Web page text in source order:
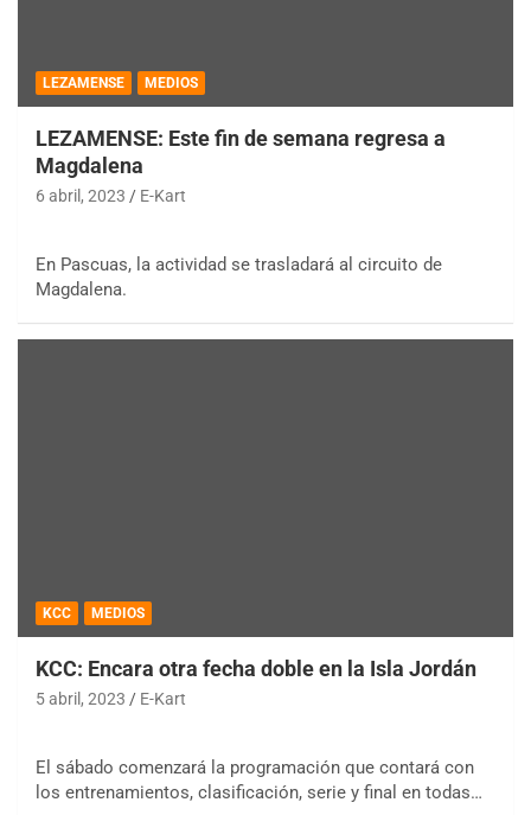
LEZAMENSE MEDIOS
LEZAMENSE: Este fin de semana regresa a
Magdalena
6 abril, 2023 E-Kart
En Pascuas, la actividad se trasladará al circuito de
Magdalena.
KCC MEDIOS
KCC: Encara otra fecha doble en la Isla Jordán
5 abril, 2023 E-Kart
El sábado comenzará la programación que contará con
los entrenamientos, clasificación, serie y final en todas…